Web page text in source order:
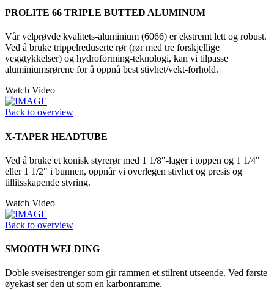
PROLITE 66 TRIPLE BUTTED ALUMINUM
Vår velprøvde kvalitets-aluminium (6066) er ekstremt lett og robust.
Ved å bruke trippelreduserte rør (rør med tre forskjellige
veggtykkelser) og hydroforming-teknologi, kan vi tilpasse
aluminiumsrørene for å oppnå best stivhet/vekt-forhold.
Watch Video
Back to overview
X-TAPER HEADTUBE
Ved å bruke et konisk styrerør med 1 1/8"-lager i toppen og 1 1/4"
eller 1 1/2" i bunnen, oppnår vi overlegen stivhet og presis og
tillitsskapende styring.
Watch Video
Back to overview
SMOOTH WELDING
Doble sveisestrenger som gir rammen et stilrent utseende. Ved første
øyekast ser den ut som en karbonramme.